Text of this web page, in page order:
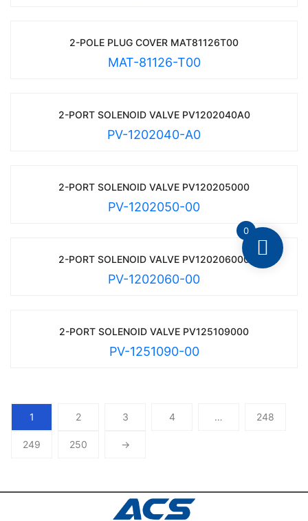
2-POLE PLUG COVER MAT81126T00
MAT-81126-T00
2-PORT SOLENOID VALVE PV1202040A0
PV-1202040-A0
2-PORT SOLENOID VALVE PV120205000
PV-1202050-00
2-PORT SOLENOID VALVE PV120206000
PV-1202060-00
2-PORT SOLENOID VALVE PV125109000
PV-1251090-00
1 2 3 4 … 248
249 250 →
0